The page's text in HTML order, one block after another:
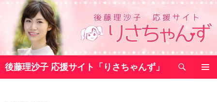
ツ
へ後藤理沙子 応援サイト「りさちゃんず」
索